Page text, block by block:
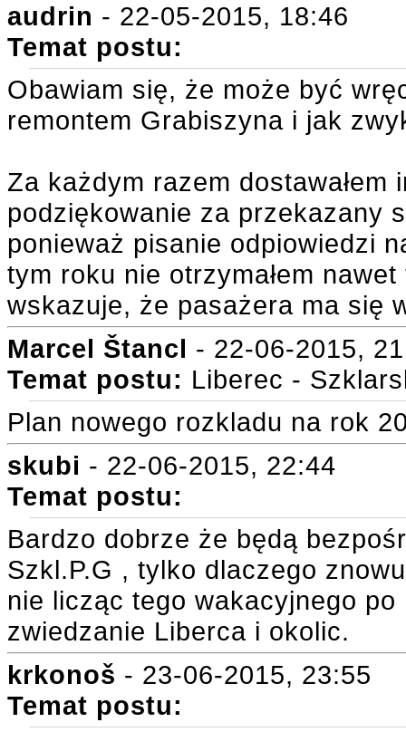
audrin - 22-05-2015, 18:46
Temat postu:
Obawiam się, że może być
remontem Grabiszyna i jak
Za każdym razem dostawałem
podziękowanie za przekazany
ponieważ pisanie odpiowiedzi
tym roku nie otrzymałem
wskazuje, że pasażera ma się
Marcel Štancl - 22-06-2015,
Temat postu: Liberec -
Plan nowego rozkladu na rok
skubi - 22-06-2015, 22:44
Temat postu:
Bardzo dobrze że będą
Szkl.P.G , tylko dlaczego
nie licząc tego wakacyjnego
zwiedzanie Liberca i okolic.
krkonoš - 23-06-2015, 23:55
Temat postu: